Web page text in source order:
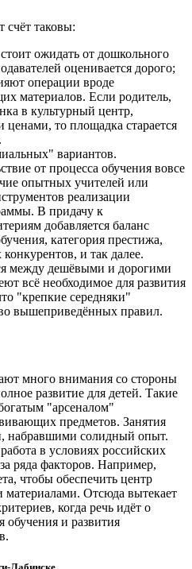
счёт таковы:
ожидать от дошкольного
оценивается дорого;
операции вроде
материалов. Если родитель,
в культурный центр,
ценами, то площадка старается
вариантов.
от процесса обучения вовсе
опытных учителей или
реализации
В придачу к
добавляется баланс
категория престижа,
и так далее.
между дешёвыми и дорогими
всё необходимое для развития
"крепкие середняки"
вышеприведённых правил.
много внимания со стороны
развитие для детей. Такие
"арсеналом"
предметов. Занятия
набравшими солидный опыт.
в условиях российских
ряда факторов. Например,
чтобы обеспечить центр
Отсюда вытекает
когда речь идёт о
обучения и развития